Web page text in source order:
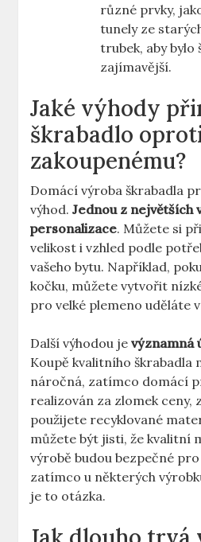
různé prvky,
tunely ze
trubek, aby bylo
zajímavější.
Jaké výhody
škrabadlo
zakoupenému?
Domácí výroba škrabadla
výhod.Jednou z největších
personalizace. Můžete si
velikost i vzhled podle
vašeho bytu. Například,
kočku, můžete vytvořit
pro velké plemeno uděláte
Další výhodou jevýznamná
Koupě kvalitního škrabadla
náročná, zatímco domácí
realizován za zlomek ceny,
použijete recyklované
můžete být jisti, že kvalitní
výrobě budou bezpečné
zatímco u některých
je to otázka.